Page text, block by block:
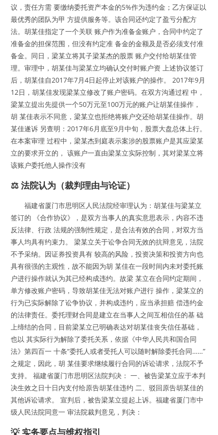
议，责任方需 要缴纳委托资产本金的5%作为违约金；乙方保证以
最优秀的团队为甲 方提供服务等。该合同还约定了盈亏分配方
法。胡某佳指定了一个关联 账户作为准备金账户，合同中约定了
准备金的担保范围，但没有约定准 备金的金额及是否必须支付准
备金。同日，梁某立将其子梁某杰的股票 账户交付给胡某佳管
理。审理中，胡某佳与梁某立均确认交付时账户资 上述协议签订
后，胡某佳自2017年7月4日起停止对该账户的操作。 2017年9月
12日，胡某佳发现梁某立修改了账户密码。在双方沟通过程 中，
梁某立提出先提供一个50万元至100万元的账户让胡某佳操作，
胡 某佳表示不同意，梁某立也拒绝将账户交还给胡某佳操作。胡
某佳遂诉 另查明：2017年6月底至9月中旬，股票大盘总体上行。
在本案审理 过程中，梁某杰到庭表示案涉的股票账户是其应梁某
立的要求开立的， 该账户一直由梁某立实际控制，其对梁某立将
该账户委托他人操作没有
⚖️ 法院认为（裁判理由与论证）
福建省厦门市思明区人民法院经审理认为：胡某佳与梁某立
签订的 《合作协议》，是双方当事人的真实意思表示，内容不违
反法律、行政 法规的强制性规定，是合法有效的合同，对双方当
事人均具有约束力。 梁某立关于讼争合同无效的抗辩意见，法院
不予采纳。因证券投资具有 较高的风险，投资决策和投资方向也
具有很强的主观性，故不能因为胡 某佳在一段时间内未对委托账
户进行操作就认为其已经构成违约。故梁 某立在合同约定期间，
单方修改账户密码，导致胡某佳无法对账户进行 操作，梁某立的
行为已实际解除了讼争协议，并构成违约，应当承担赔 偿违约金
的法律责任。委托理财合同是建立在当事人之间互相信任的基 础
上缔结的合同，目前梁某立已明确表达对胡某佳丧失信任基础，
也以 其实际行为解除了委托关系，依据《中华人民共和国合同
法》第四百一 十条“委托人或者受托人可以随时解除委托合同……”
之规定，因此，胡 某佳要求继续履行合同的诉讼请求，法院不予
支持。 福建省厦门市思明区法院判决： 一、被告梁某立应于本判
决生效之日十日内支付给原告胡某佳违约 二、驳回原告胡某佳的
其他诉讼请求。 宣判后，被告梁某立提起上诉。福建省厦门市中
级人民法院同意一 审法院裁判意见，判决：
💡 实务要点与维权指引